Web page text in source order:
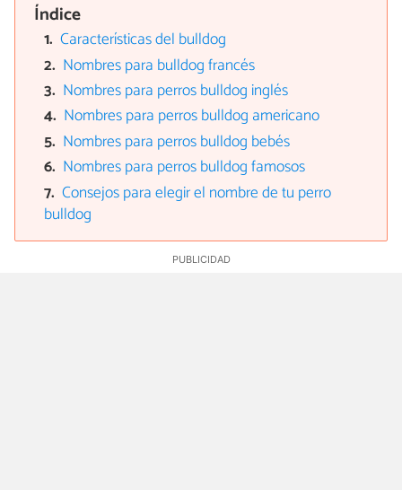
Índice
Características del bulldog
Nombres para bulldog francés
Nombres para perros bulldog inglés
Nombres para perros bulldog americano
Nombres para perros bulldog bebés
Nombres para perros bulldog famosos
Consejos para elegir el nombre de tu perro
bulldog